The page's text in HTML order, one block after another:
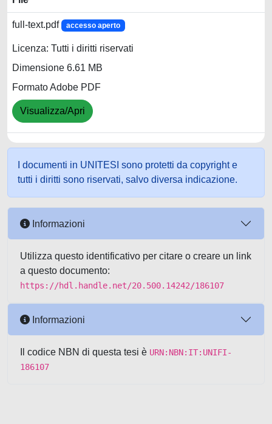
full-text.pdf accesso aperto
Licenza: Tutti i diritti riservati
Dimensione 6.61 MB
Formato Adobe PDF
Visualizza/Apri
I documenti in UNITESI sono protetti da copyright e
tutti i diritti sono riservati, salvo diversa indicazione.
Informazioni
Utilizza questo identificativo per citare o creare un link
a questo documento:
https://hdl.handle.net/20.500.14242/186107
Informazioni
Il codice NBN di questa tesi è URN:NBN:IT:UNIFI-
186107